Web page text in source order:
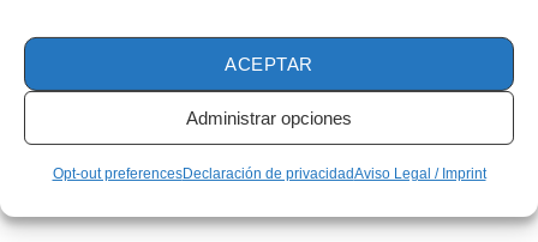
ACEPTAR
Administrar opciones
Opt-out preferencesDeclaración de privacidadAviso Legal / Imprint
Los prestatarios pueden tener acceso a cantidades
menores de dinero, dependiendo de su
crediticia
. Esto puede ser un inconveniente para aquellos
que necesitan un monto significativo para proyectos o